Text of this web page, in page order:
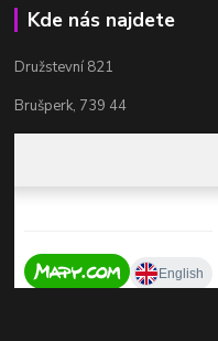
Kde nás najdete
Družstevní 821
Brušperk, 739 44